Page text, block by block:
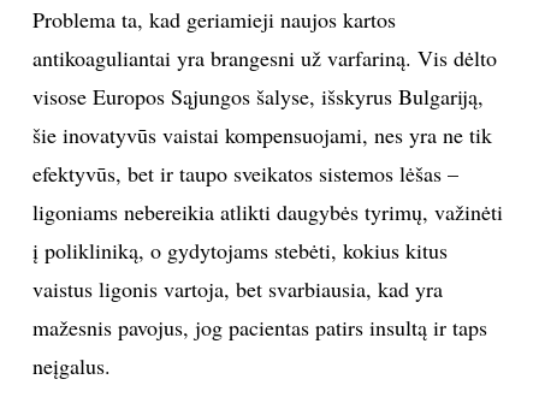
Problema ta, kad geriamieji naujos kartos
antikoaguliantai yra brangesni už varfariną. Vis dėlto
visose Europos Sąjungos šalyse, išskyrus Bulgariją,
šie inovatyvūs vaistai kompensuojami, nes yra ne tik
efektyvūs, bet ir taupo sveikatos sistemos lėšas –
ligoniams nebereikia atlikti daugybės tyrimų, važinėti
į polikliniką, o gydytojams stebėti, kokius kitus
vaistus ligonis vartoja, bet svarbiausia, kad yra
mažesnis pavojus, jog pacientas patirs insultą ir taps
neįgalus.